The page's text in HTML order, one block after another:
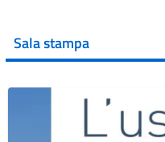
Sala stampa